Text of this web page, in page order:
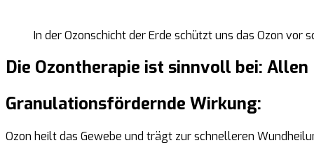
In der Ozonschicht der Erde schützt uns das Ozon vor
Die Ozontherapie ist sinnvoll bei:
Granulationsfördernde Wirkung:
Ozon heilt das Gewebe und trägt zur schnelleren